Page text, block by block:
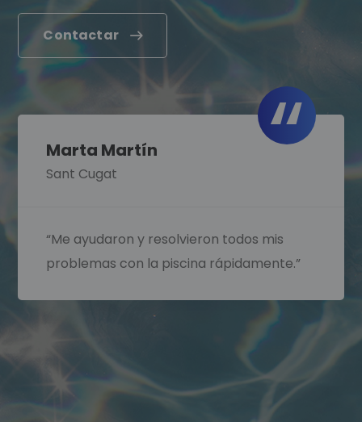
Contactar
Marta Martín
Sant Cugat
“Me ayudaron y resolvieron todos mis
problemas con la piscina rápidamente.”